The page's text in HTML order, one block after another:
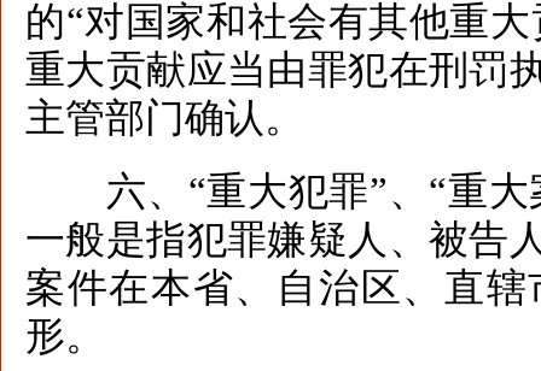
的“对国家和社会有其他重
重大贡献应当由罪犯在刑罚
主管部门确认。
六、“重大犯罪”、“重大
一般是指犯罪嫌疑人、被告
案件在本省、自治区、直
形。